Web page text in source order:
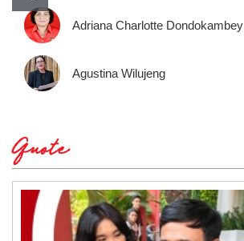
Adriana Charlotte Dondokambey
Agustina Wilujeng
Quote